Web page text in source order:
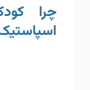
چرا